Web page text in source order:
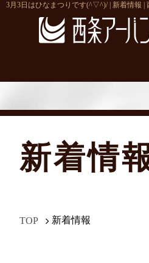
3月3日はひなまつりです(^▽^)/ | 新着情報 |
新着情
TOP 新着情報